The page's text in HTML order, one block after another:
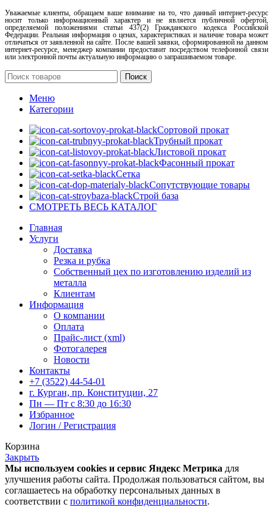
Уважаемые клиенты, обращаем ваше внимание на то, что данный интернет-ресурс
носит только информационный характер и не является публичной офертой,
определяемой положениями статьи 437(2) Гражданского кодекса Российской
Федерации. Реальная информация о ценах, характеристиках и наличие товара может
отличаться от заявленной на сайте. После вашей заявки, сформированной на данном
интернет-ресурсе, менеджер компании предоставит посредством телефонной связи
или электронной почты актуальную информацию о запрашиваемом товаре.
Поиск
Меню
Категории
Сортовой прокат
Трубный прокат
Листовой прокат
Фасонный прокат
Сетка
Сопутствующие товары
Строй база
СМОТРЕТЬ ВЕСЬ КАТАЛОГ
Главная
Услуги
Доставка
Резка и рубка
Собственный цех по изготовлению изделий из
металла
Клиентам
Информация
О компании
Оплата
Прайс-лист (xml)
Фотогалерея
Новости
Контакты
+7 (3522) 44-54-01
г. Курган, пр. Конституции, 27
Пн — Пт с 8:30 до 16:30
Избранное
Логин / Регистрация
Корзина
Закрыть
Мы используем cookies и сервис Яндекс Метрика для
улучшения работы сайта. Продолжая пользоваться сайтом, вы
соглашаетесь на обработку персональных данных в
соответствии с политикой конфиденциальности.